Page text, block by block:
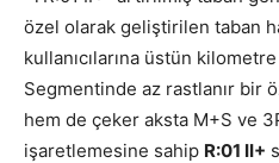
özel olarak geliştirilen taban
kullanıcılarına üstün
Segmentinde az rastlanır bir
hem de çeker aksta M+S ve
işaretlemesine sahip R:01 II+